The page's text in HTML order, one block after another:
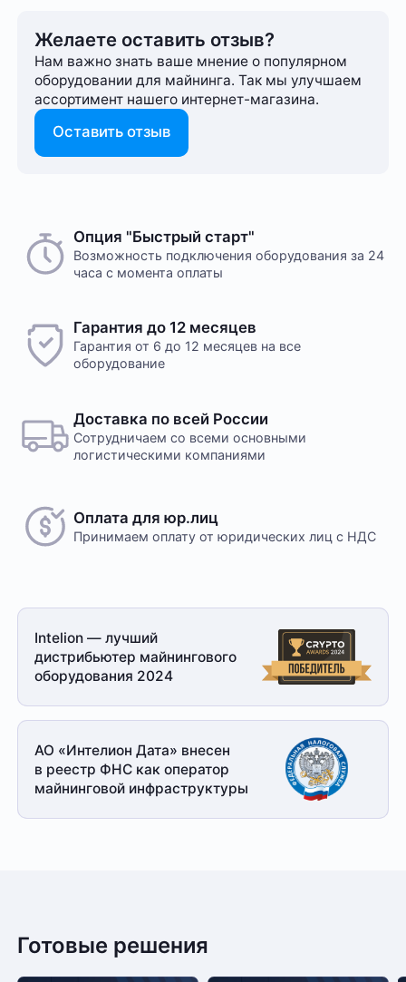
Желаете оставить отзыв?
Нам важно знать ваше мнение о популярном
оборудовании для майнинга. Так мы улучшаем
ассортимент нашего интернет-⁠магазина.
Оставить отзыв
Опция "Быстрый старт"
Возможность подключения оборудования за 24
часа с момента оплаты
Гарантия до 12 месяцев
Гарантия от 6 до 12 месяцев на все
оборудование
Доставка по всей России
Сотрудничаем со всеми основными
логистическими компаниями
Оплата для юр.лиц
Принимаем оплату от юридических лиц с НДС
Intelion — лучший
дистрибьютер майнингового
оборудования 2024
АО «Интелион Дата» внесен
в реестр ФНС как оператор
майнинговой инфраструктуры
Готовые решения